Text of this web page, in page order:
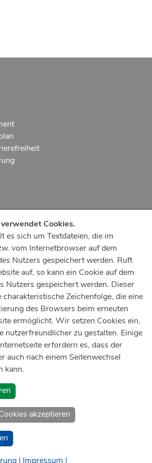
116 117
Bonn
online an das Universitätsklinikum Bonn
Cookies.
es sich um Textdateien, die im
vom Internetbrowser auf dem
Nutzers gespeichert werden. Ruft
auf, so kann ein Cookie auf dem
Nutzers gespeichert werden. Dieser
charakteristische Zeichenfolge, die eine
des Browsers beim erneuten
ermöglicht. Wir setzen Cookies ein,
nutzerfreundlicher zu gestalten. Einige
erfordern es, dass der
auch nach einem Seitenwechsel
kann.
akzeptieren
| Impressum |